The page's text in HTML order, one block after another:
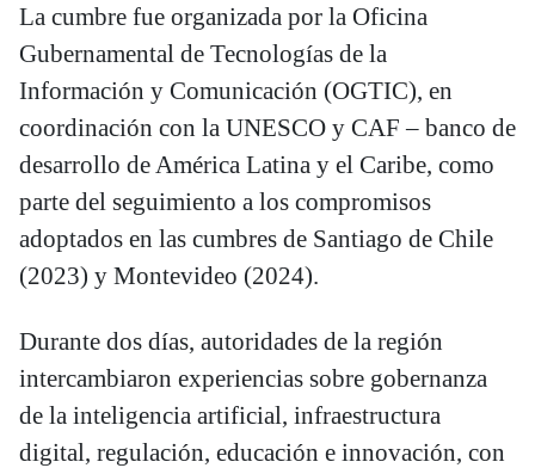
La cumbre fue organizada por la Oficina
Gubernamental de Tecnologías de la
Información y Comunicación (OGTIC), en
coordinación con la UNESCO y CAF – banco de
desarrollo de América Latina y el Caribe, como
parte del seguimiento a los compromisos
adoptados en las cumbres de Santiago de Chile
(2023) y Montevideo (2024).
Durante dos días, autoridades de la región
intercambiaron experiencias sobre gobernanza
de la inteligencia artificial, infraestructura
digital, regulación, educación e innovación, con